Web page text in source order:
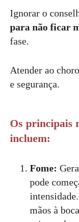
Ignorar o
para não ficar
fase.
Atender ao
e segurança.
Os principais
incluem:
Fome:
pode
mãos à